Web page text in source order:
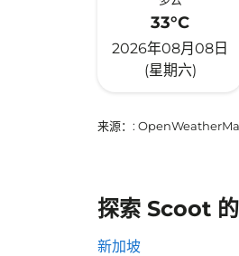
33°C
2026年08月08日
(星期六)
来源： :
探索 Scoot
新加坡